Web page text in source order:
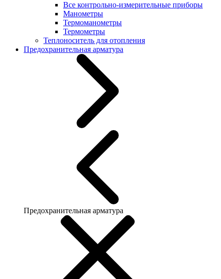
Все контрольно-измерительные приборы
Манометры
Термоманометры
Термометры
Теплоноситель для отопления
Предохранительная арматура
Предохранительная арматура